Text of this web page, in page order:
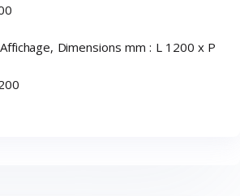
Dimensions mm : L 1200 x P